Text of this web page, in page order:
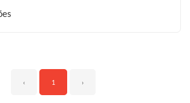
‹ 1 ›